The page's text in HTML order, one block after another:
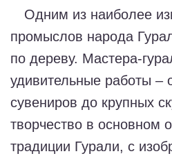
Одним из наиболее
промыслов народа
по дереву. Мастера-
удивительные работы –
сувениров до крупных
творчество в основном
традиции Гурали, с